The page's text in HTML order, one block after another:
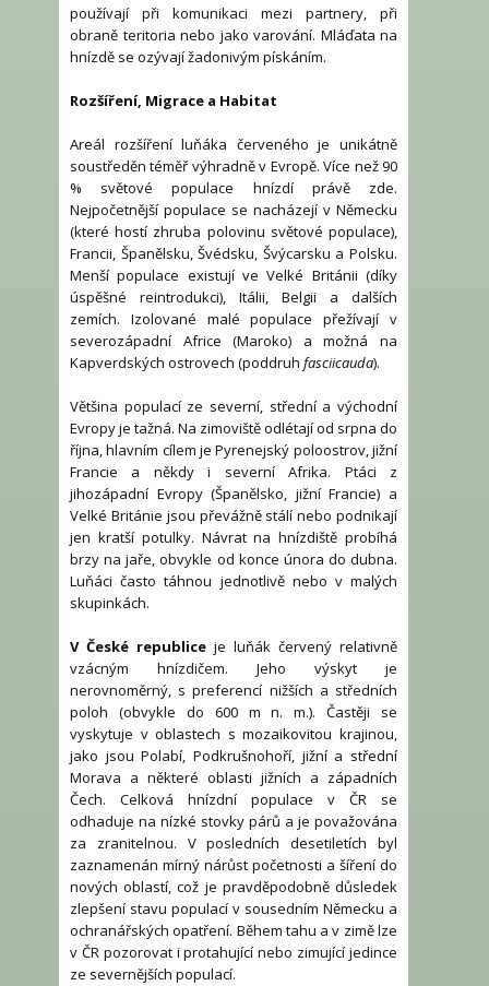
používají při komunikaci mezi partnery, při
obraně teritoria nebo jako varování. Mláďata na
hnízdě se ozývají žadonivým pískáním.
Rozšíření, Migrace a Habitat
Areál rozšíření luňáka červeného je unikátně
soustředěn téměř výhradně v Evropě. Více než 90
% světové populace hnízdí právě zde.
Nejpočetnější populace se nacházejí v Německu
(které hostí zhruba polovinu světové populace),
Francii, Španělsku, Švédsku, Švýcarsku a Polsku.
Menší populace existují ve Velké Británii (díky
úspěšné reintrodukci), Itálii, Belgii a dalších
zemích. Izolované malé populace přežívají v
severozápadní Africe (Maroko) a možná na
Kapverdských ostrovech (poddruh fasciicauda).
Většina populací ze severní, střední a východní
Evropy je tažná. Na zimoviště odlétají od srpna do
října, hlavním cílem je Pyrenejský poloostrov, jižní
Francie a někdy i severní Afrika. Ptáci z
jihozápadní Evropy (Španělsko, jižní Francie) a
Velké Británie jsou převážně stálí nebo podnikají
jen kratší potulky. Návrat na hnízdiště probíhá
brzy na jaře, obvykle od konce února do dubna.
Luňáci často táhnou jednotlivě nebo v malých
skupinkách.
V České republice je luňák červený relativně
vzácným hnízdičem. Jeho výskyt je
nerovnoměrný, s preferencí nižších a středních
poloh (obvykle do 600 m n. m.). Častěji se
vyskytuje v oblastech s mozaikovitou krajinou,
jako jsou Polabí, Podkrušnohoří, jižní a střední
Morava a některé oblasti jižních a západních
Čech. Celková hnízdní populace v ČR se
odhaduje na nízké stovky párů a je považována
za zranitelnou. V posledních desetiletích byl
zaznamenán mírný nárůst početnosti a šíření do
nových oblastí, což je pravděpodobně důsledek
zlepšení stavu populací v sousedním Německu a
ochranářských opatření. Během tahu a v zimě lze
v ČR pozorovat i protahující nebo zimující jedince
ze severnějších populací.